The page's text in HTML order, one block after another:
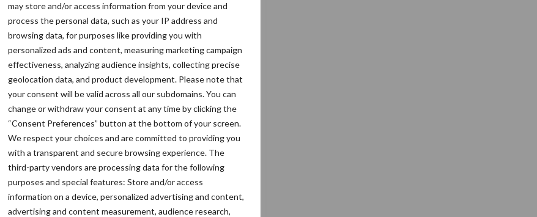
may store and/or access information from your device and
process the personal data, such as your IP address and
browsing data, for purposes like providing you with
personalized ads and content, measuring marketing campaign
effectiveness, analyzing audience insights, collecting precise
geolocation data, and product development. Please note that
your consent will be valid across all our subdomains. You can
change or withdraw your consent at any time by clicking the
“Consent Preferences” button at the bottom of your screen.
We respect your choices and are committed to providing you
with a transparent and secure browsing experience. The
third-party vendors are processing data for the following
purposes and special features: Store and/or access
information on a device, personalized advertising and content,
advertising and content measurement, audience research,
In het eerste kwartaal varieerden deze van
in Flevoland. In andere provincies lagen de
veel provincies juist een stijging zichtbaar was.
Provinciale cijfers zijn gebaseerd
terwijl de landelijke prijs het actuele
en Drenthe met respectievelijk 6,0% en 5,2%,